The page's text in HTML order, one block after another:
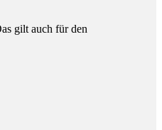
gilt auch für den